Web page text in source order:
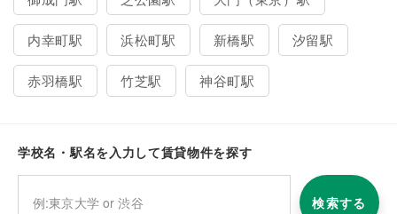
内幸町駅 浜松町駅 新橋駅 汐留駅
赤羽橋駅 竹芝駅 神谷町駅
学校名・駅名を入力して賃貸物件を探す
検索する